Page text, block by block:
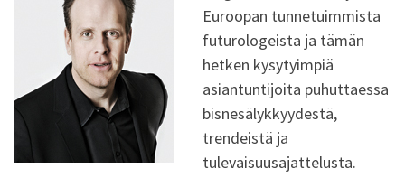
Euroopan tunnetuimmista
futurologeista ja tämän
hetken kysytyimpiä
asiantuntijoita puhuttaessa
bisnesälykkyydestä,
trendeistä ja
tulevaisuusajattelusta.